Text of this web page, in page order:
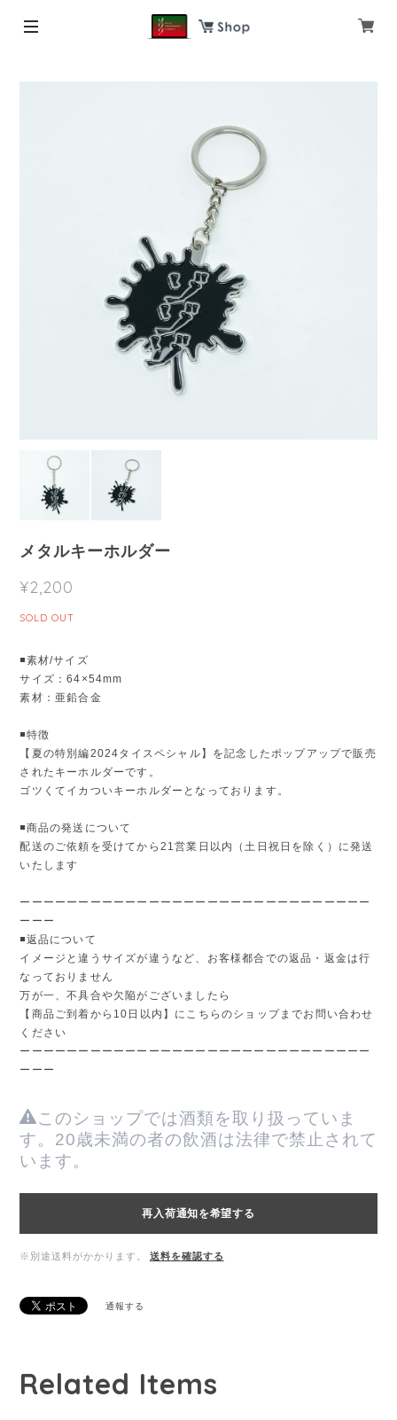
メタルキーホルダー
¥2,200
SOLD OUT
◾️素材/サイズ
サイズ：64×54mm
素材：亜鉛合金
◾️特徴
【夏の特別編2024タイスペシャル】を記念したポップアップで販売
されたキーホルダーです。
ゴツくてイカついキーホルダーとなっております。
◾️商品の発送について
配送のご依頼を受けてから21営業日以内（土日祝日を除く）に発送
いたします
ーーーーーーーーーーーーーーーーーーーーーーーーーーーーーー
ーーー
◾️返品について
イメージと違うサイズが違うなど、お客様都合での返品・返金は行
なっておりません
万が一、不具合や欠陥がございましたら
【商品ご到着から10日以内】にこちらのショップまでお問い合わせ
ください
ーーーーーーーーーーーーーーーーーーーーーーーーーーーーーー
ーーー
このショップでは酒類を取り扱っていま
す。20歳未満の者の飲酒は法律で禁止されて
います。
再入荷通知を希望する
※別途送料がかかります。 送料を確認する
通報する
Related Items